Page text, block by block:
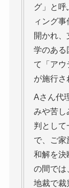
グ」と呼
ィング
開かれ
学のある
て「アウ
が施行さ
Aさん代
みや苦し
判として
で、ご家
和解を決
の間では
地裁で裁